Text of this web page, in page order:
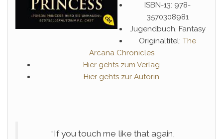
ISBN-13: 978-
3570308981
Jugendbuch, Fantasy
Originaltitel: The
Arcana Chronicles
Hier gehts zum Verlag
Hier gehts zur Autorin
“If you touch me like that again,